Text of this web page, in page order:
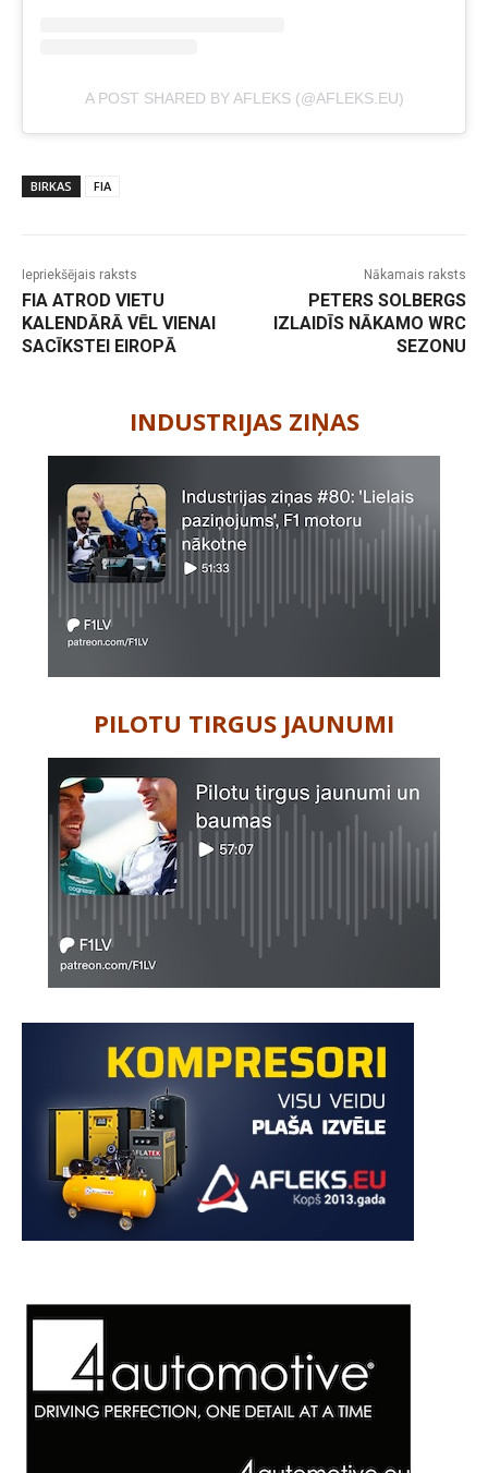
A POST SHARED BY AFLEKS (@AFLEKS.EU)
BIRKAS FIA
Iepriekšējais raksts
FIA ATROD VIETU
KALENDĀRĀ VĒL VIENAI
SACĪKSTEI EIROPĀ
Nākamais raksts
PETERS SOLBERGS
IZLAIDĪS NĀKAMO WRC
SEZONU
INDUSTRIJAS ZIŅAS
PILOTU TIRGUS JAUNUMI